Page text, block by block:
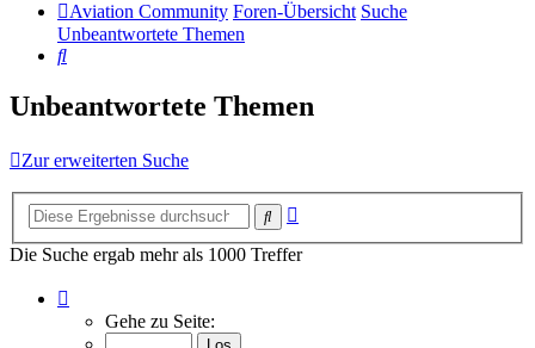
Aviation Community Foren-Übersicht Suche
Unbeantwortete Themen
Suche
Unbeantwortete Themen
Zur erweiterten Suche
Suche
Die Suche ergab mehr als 1000 Treffer
von
Gehe zu Seite: